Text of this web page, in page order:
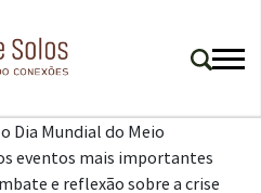
Dia Mundial do Meio
eventos mais importantes
e reflexão sobre a crise